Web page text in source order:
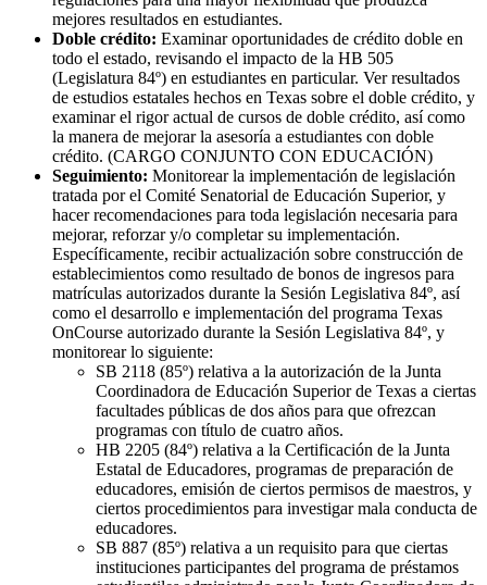
mejores resultados en estudiantes.
Doble crédito: Examinar oportunidades de crédito doble en
todo el estado, revisando el impacto de la HB 505
(Legislatura 84º) en estudiantes en particular. Ver resultados
de estudios estatales hechos en Texas sobre el doble crédito, y
examinar el rigor actual de cursos de doble crédito, así como
la manera de mejorar la asesoría a estudiantes con doble
crédito. (CARGO CONJUNTO CON EDUCACIÓN)
Seguimiento: Monitorear la implementación de legislación
tratada por el Comité Senatorial de Educación Superior, y
hacer recomendaciones para toda legislación necesaria para
mejorar, reforzar y/o completar su implementación.
Específicamente, recibir actualización sobre construcción de
establecimientos como resultado de bonos de ingresos para
matrículas autorizados durante la Sesión Legislativa 84º, así
como el desarrollo e implementación del programa Texas
OnCourse autorizado durante la Sesión Legislativa 84º, y
monitorear lo siguiente:
SB 2118 (85º) relativa a la autorización de la Junta
Coordinadora de Educación Superior de Texas a ciertas
facultades públicas de dos años para que ofrezcan
programas con título de cuatro años.
HB 2205 (84º) relativa a la Certificación de la Junta
Estatal de Educadores, programas de preparación de
educadores, emisión de ciertos permisos de maestros, y
ciertos procedimientos para investigar mala conducta de
educadores.
SB 887 (85º) relativa a un requisito para que ciertas
instituciones participantes del programa de préstamos